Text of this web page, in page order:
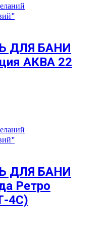
ДЛЯ БАНИ
АКВА 22
ДЛЯ БАНИ
Ретро
4С)